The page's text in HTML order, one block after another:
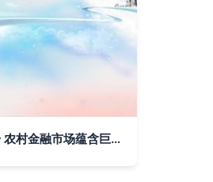
金融IC卡加速普及释放信号 农村金融市场蕴含巨大潜力